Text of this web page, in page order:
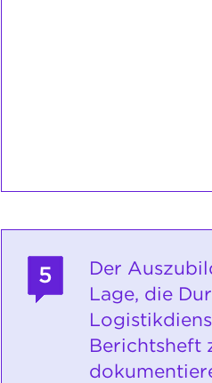
5
Der
Lage, die
Berichtsheft